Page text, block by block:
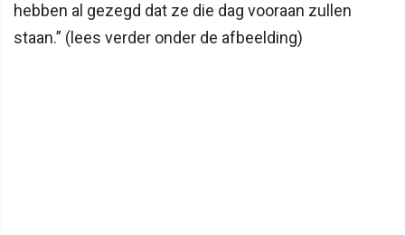
hebben al gezegd dat ze die dag vooraan zullen
staan.” (lees verder onder de afbeelding)